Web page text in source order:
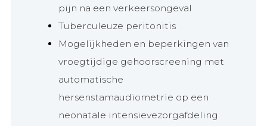
pijn na een verkeersongeval
Tuberculeuze peritonitis
Mogelijkheden en beperkingen van
vroegtijdige gehoorscreening met
automatische
hersenstamaudiometrie op een
neonatale intensievezorgafdeling